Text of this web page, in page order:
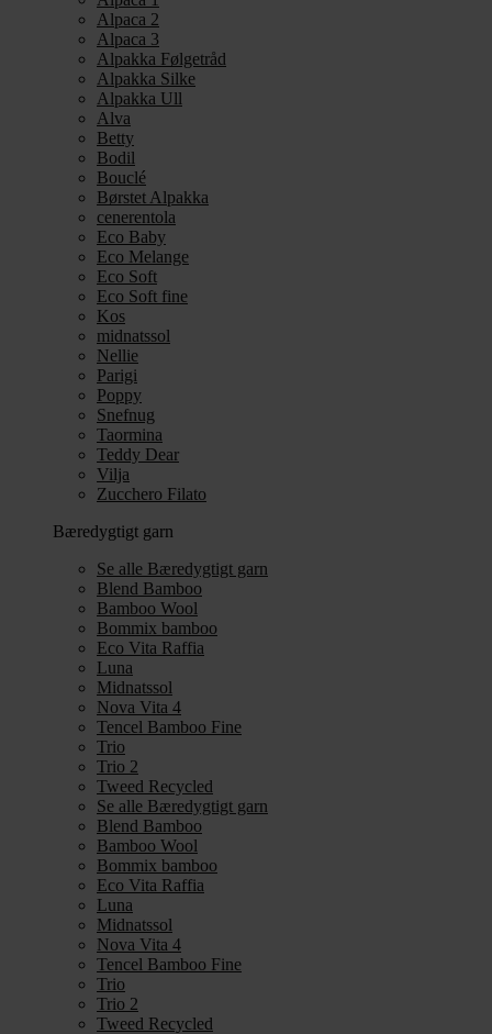
Alpaca 2
Alpaca 3
Alpakka Følgetråd
Alpakka Silke
Alpakka Ull
Alva
Betty
Bodil
Bouclé
Børstet Alpakka
cenerentola
Eco Baby
Eco Melange
Eco Soft
Eco Soft fine
Kos
midnatssol
Nellie
Parigi
Poppy
Snefnug
Taormina
Teddy Dear
Vilja
Zucchero Filato
Bæredygtigt garn
Se alle Bæredygtigt garn
Blend Bamboo
Bamboo Wool
Bommix bamboo
Eco Vita Raffia
Luna
Midnatssol
Nova Vita 4
Tencel Bamboo Fine
Trio
Trio 2
Tweed Recycled
Se alle Bæredygtigt garn
Blend Bamboo
Bamboo Wool
Bommix bamboo
Eco Vita Raffia
Luna
Midnatssol
Nova Vita 4
Tencel Bamboo Fine
Trio
Trio 2
Tweed Recycled